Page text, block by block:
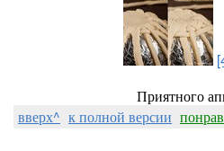
Приятного
вверх^ к полной версии